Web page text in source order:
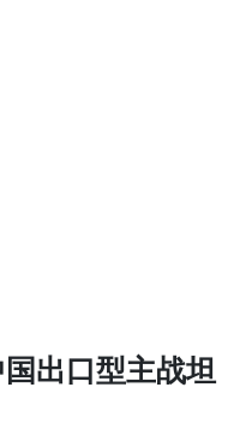
出口型主战坦